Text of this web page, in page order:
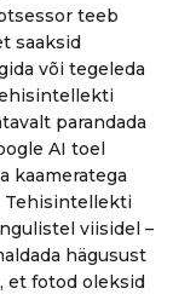
teeb
saaksid
või tegeleda
parandada
AI toel
kaameratega
Tehisintellekti
viisidel –
hägusust
et fotod oleksid